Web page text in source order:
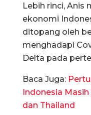
Lebih rinci, Anis
ekonomi
ditopang oleh
menghadapi
Delta pada
Baca Juga:
Indonesia
dan Thailand